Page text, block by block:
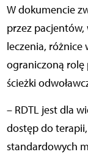
W dokumencie zwrócono uwagę na kłopoty zgłaszane
przez pacjentów,
leczenia, różnice
ograniczoną rolę
ścieżki
– RDTL jest dla
dostęp do
standardowych